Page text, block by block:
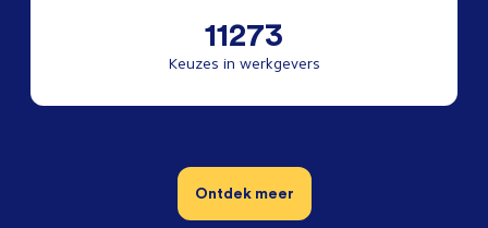
11273
Keuzes in werkgevers
Ontdek meer